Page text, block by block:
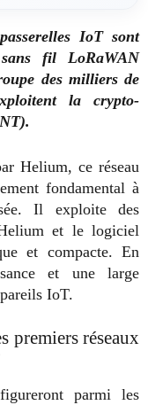
IoT sont
fil LoRaWAN
des milliers de
la crypto-
Helium, ce réseau
fondamental à
Il exploite des
et le logiciel
et compacte. En
et une large
IoT.
premiers réseaux
figureront parmi les